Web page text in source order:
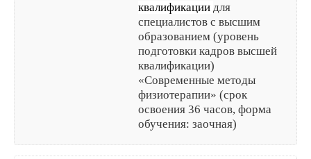
квалификациидля
специалистов с высшим
образованием (уровень
подготовки кадров высшей
квалификации)
«Современные методы
физиотерапии» (срок
освоения 36 часов, форма
обучения: заочная)